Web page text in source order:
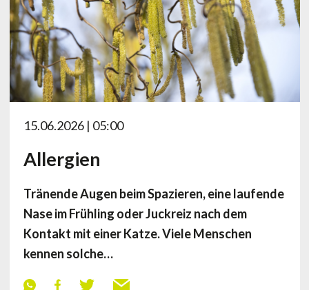
15.06.2026 | 05:00
Allergien
Tränende Augen beim Spazieren, eine laufende
Nase im Frühling oder Juckreiz nach dem
Kontakt mit einer Katze. Viele Menschen
kennen solche…